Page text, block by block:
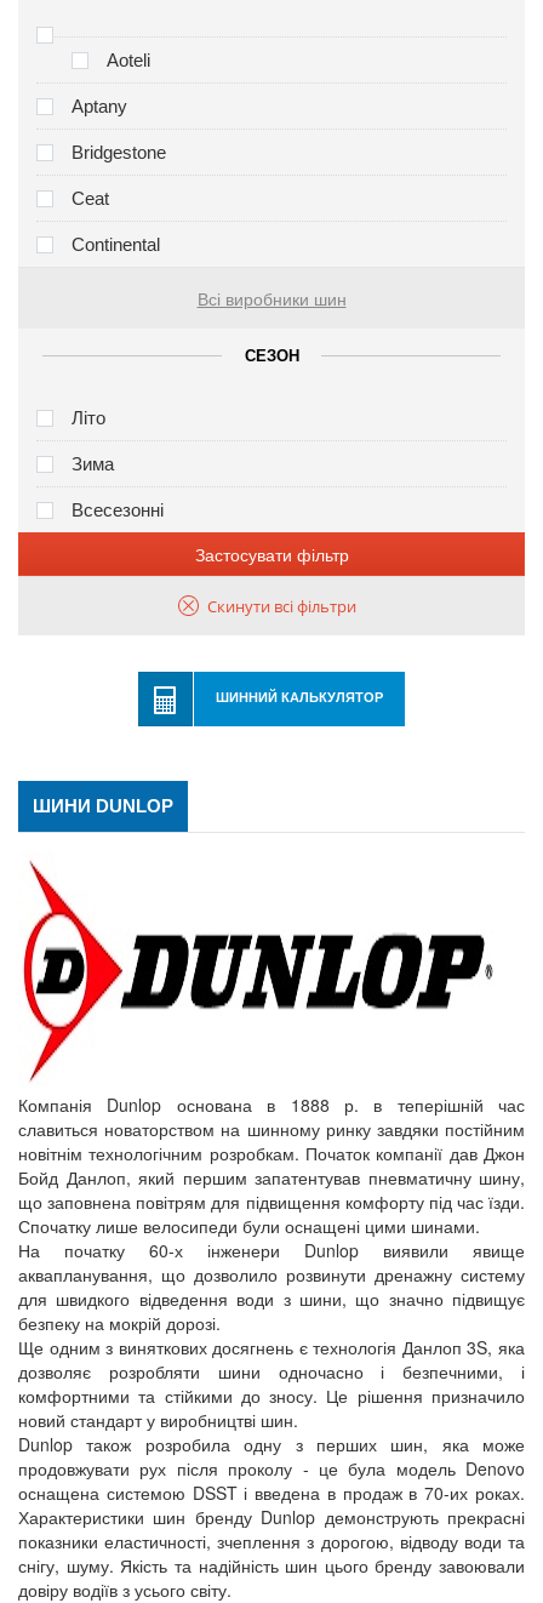
Aoteli
Aptany
Bridgestone
Ceat
Continental
Всі виробники шин
СЕЗОН
Літо
Зима
Всесезонні
Застосувати фільтр
Скинути всі фільтри
ШИННИЙ КАЛЬКУЛЯТОР
ШИНИ DUNLOP
Компанія Dunlop основана в 1888 р. в теперішній час
славиться новаторством на шинному ринку завдяки постійним
новітнім технологічним розробкам. Початок компанії дав Джон
Бойд Данлоп, який першим запатентував пневматичну шину,
що заповнена повітрям для підвищення комфорту під час їзди.
Спочатку лише велосипеди були оснащені цими шинами.
На початку 60-х інженери Dunlop виявили явище
аквапланування, що дозволило розвинути дренажну систему
для швидкого відведення води з шини, що значно підвищує
безпеку на мокрій дорозі.
Ще одним з виняткових досягнень є технологія Данлоп 3S, яка
дозволяє розробляти шини одночасно і безпечними, і
комфортними та стійкими до зносу. Це рішення призначило
новий стандарт у виробництві шин.
Dunlop також розробила одну з перших шин, яка може
продовжувати рух після проколу - це була модель Denovo
оснащена системою DSST і введена в продаж в 70-их роках.
Характеристики шин бренду Dunlop демонструють прекрасні
показники еластичності, зчеплення з дорогою, відводу води та
снігу, шуму. Якість та надійність шин цього бренду завоювали
довіру водіїв з усього світу.